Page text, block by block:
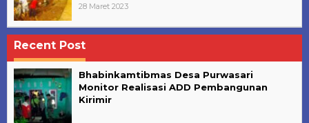
28 Maret 2023
Recent Post
Bhabinkamtibmas Desa Purwasari
Monitor Realisasi ADD Pembangunan
Kirimir